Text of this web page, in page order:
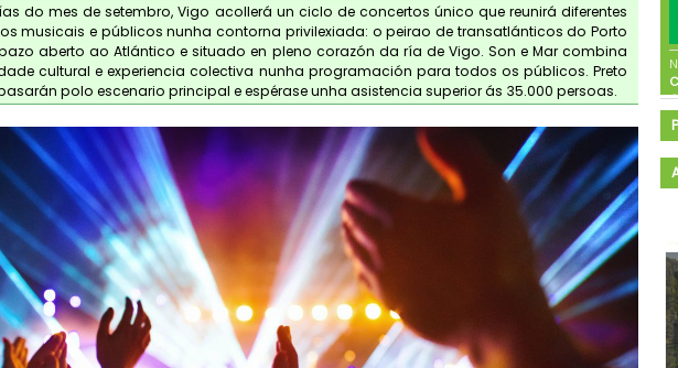
do mes de setembro, Vigo acollerá un ciclo de concertos único que reunirá diferentes
musicais e públicos nunha contorna privilexiada: o peirao de transatlánticos do Porto
aberto ao Atlántico e situado en pleno corazón da ría de Vigo. Son e Mar combina
cultural e experiencia colectiva nunha programación para todos os públicos. Preto
polo escenario principal e espérase unha asistencia superior ás 35.000 persoas.